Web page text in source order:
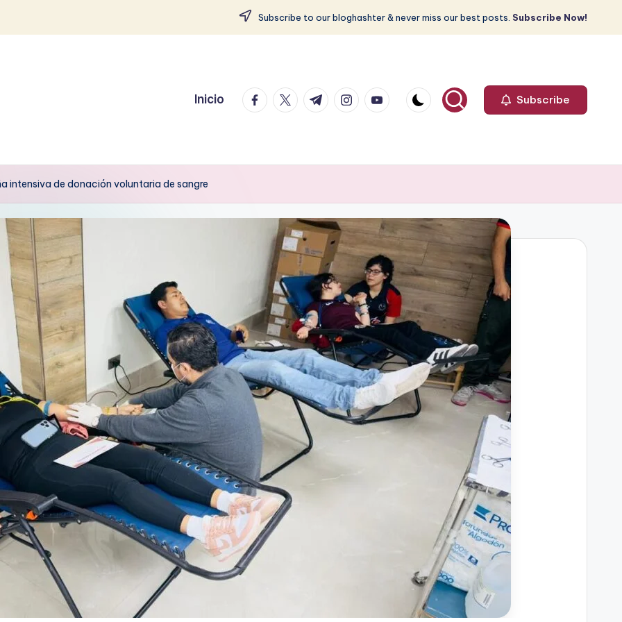
Subscribe to our bloghashter & never miss our best posts. Subscribe Now!
Inicio facebook.com
twitter.com
t.me instagram.com
youtube.com Subscribe
intensiva de donación voluntaria de sangre